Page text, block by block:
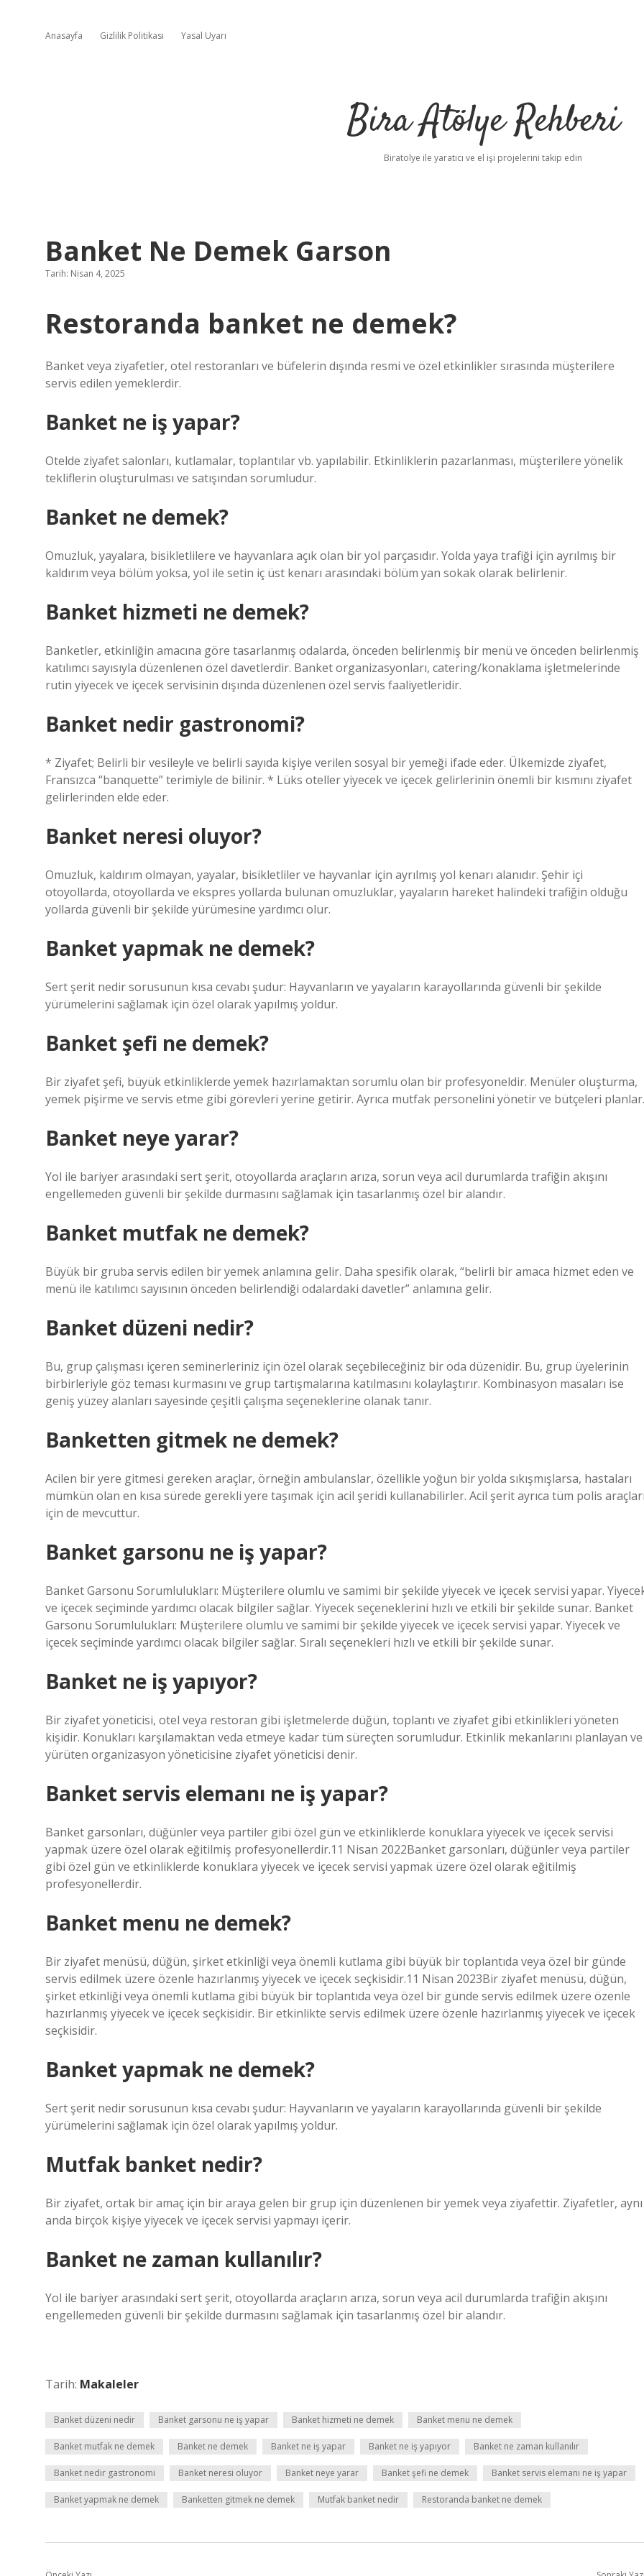
Anasayfa Gizlilik Politikası Yasal Uyarı
Bira Atölye Rehberi
Biratolye ile yaratıcı ve el işi projelerini takip edin
Banket Ne Demek Garson
Tarih: Nisan 4, 2025
Restoranda banket ne demek?
Banket veya ziyafetler, otel restoranları ve büfelerin dışında resmi ve özel etkinlikler sırasında müşterilere
servis edilen yemeklerdir.
Banket ne iş yapar?
Otelde ziyafet salonları, kutlamalar, toplantılar vb. yapılabilir. Etkinliklerin pazarlanması, müşterilere yönelik
tekliflerin oluşturulması ve satışından sorumludur.
Banket ne demek?
Omuzluk, yayalara, bisikletlilere ve hayvanlara açık olan bir yol parçasıdır. Yolda yaya trafiği için ayrılmış bir
kaldırım veya bölüm yoksa, yol ile setin iç üst kenarı arasındaki bölüm yan sokak olarak belirlenir.
Banket hizmeti ne demek?
Banketler, etkinliğin amacına göre tasarlanmış odalarda, önceden belirlenmiş bir menü ve önceden belirlenmiş
katılımcı sayısıyla düzenlenen özel davetlerdir. Banket organizasyonları, catering/konaklama işletmelerinde
rutin yiyecek ve içecek servisinin dışında düzenlenen özel servis faaliyetleridir.
Banket nedir gastronomi?
* Ziyafet; Belirli bir vesileyle ve belirli sayıda kişiye verilen sosyal bir yemeği ifade eder. Ülkemizde ziyafet,
Fransızca “banquette” terimiyle de bilinir. * Lüks oteller yiyecek ve içecek gelirlerinin önemli bir kısmını ziyafet
gelirlerinden elde eder.
Banket neresi oluyor?
Omuzluk, kaldırım olmayan, yayalar, bisikletliler ve hayvanlar için ayrılmış yol kenarı alanıdır. Şehir içi
otoyollarda, otoyollarda ve ekspres yollarda bulunan omuzluklar, yayaların hareket halindeki trafiğin olduğu
yollarda güvenli bir şekilde yürümesine yardımcı olur.
Banket yapmak ne demek?
Sert şerit nedir sorusunun kısa cevabı şudur: Hayvanların ve yayaların karayollarında güvenli bir şekilde
yürümelerini sağlamak için özel olarak yapılmış yoldur.
Banket şefi ne demek?
Bir ziyafet şefi, büyük etkinliklerde yemek hazırlamaktan sorumlu olan bir profesyoneldir. Menüler oluşturma,
yemek pişirme ve servis etme gibi görevleri yerine getirir. Ayrıca mutfak personelini yönetir ve bütçeleri planlar.
Banket neye yarar?
Yol ile bariyer arasındaki sert şerit, otoyollarda araçların arıza, sorun veya acil durumlarda trafiğin akışını
engellemeden güvenli bir şekilde durmasını sağlamak için tasarlanmış özel bir alandır.
Banket mutfak ne demek?
Büyük bir gruba servis edilen bir yemek anlamına gelir. Daha spesifik olarak, “belirli bir amaca hizmet eden ve
menü ile katılımcı sayısının önceden belirlendiği odalardaki davetler” anlamına gelir.
Banket düzeni nedir?
Bu, grup çalışması içeren seminerleriniz için özel olarak seçebileceğiniz bir oda düzenidir. Bu, grup üyelerinin
birbirleriyle göz teması kurmasını ve grup tartışmalarına katılmasını kolaylaştırır. Kombinasyon masaları ise
geniş yüzey alanları sayesinde çeşitli çalışma seçeneklerine olanak tanır.
Banketten gitmek ne demek?
Acilen bir yere gitmesi gereken araçlar, örneğin ambulanslar, özellikle yoğun bir yolda sıkışmışlarsa, hastaları
mümkün olan en kısa sürede gerekli yere taşımak için acil şeridi kullanabilirler. Acil şerit ayrıca tüm polis
için de mevcuttur.
Banket garsonu ne iş yapar?
Banket Garsonu Sorumlulukları: Müşterilere olumlu ve samimi bir şekilde yiyecek ve içecek servisi yapar.
ve içecek seçiminde yardımcı olacak bilgiler sağlar. Yiyecek seçeneklerini hızlı ve etkili bir şekilde sunar. Banket
Garsonu Sorumlulukları: Müşterilere olumlu ve samimi bir şekilde yiyecek ve içecek servisi yapar. Yiyecek ve
içecek seçiminde yardımcı olacak bilgiler sağlar. Sıralı seçenekleri hızlı ve etkili bir şekilde sunar.
Banket ne iş yapıyor?
Bir ziyafet yöneticisi, otel veya restoran gibi işletmelerde düğün, toplantı ve ziyafet gibi etkinlikleri yöneten
kişidir. Konukları karşılamaktan veda etmeye kadar tüm süreçten sorumludur. Etkinlik mekanlarını planlayan ve
yürüten organizasyon yöneticisine ziyafet yöneticisi denir.
Banket servis elemanı ne iş yapar?
Banket garsonları, düğünler veya partiler gibi özel gün ve etkinliklerde konuklara yiyecek ve içecek servisi
yapmak üzere özel olarak eğitilmiş profesyonellerdir.11 Nisan 2022Banket garsonları, düğünler veya partiler
gibi özel gün ve etkinliklerde konuklara yiyecek ve içecek servisi yapmak üzere özel olarak eğitilmiş
profesyonellerdir.
Banket menu ne demek?
Bir ziyafet menüsü, düğün, şirket etkinliği veya önemli kutlama gibi büyük bir toplantıda veya özel bir günde
servis edilmek üzere özenle hazırlanmış yiyecek ve içecek seçkisidir.11 Nisan 2023Bir ziyafet menüsü, düğün,
şirket etkinliği veya önemli kutlama gibi büyük bir toplantıda veya özel bir günde servis edilmek üzere özenle
hazırlanmış yiyecek ve içecek seçkisidir. Bir etkinlikte servis edilmek üzere özenle hazırlanmış yiyecek ve içecek
seçkisidir.
Banket yapmak ne demek?
Sert şerit nedir sorusunun kısa cevabı şudur: Hayvanların ve yayaların karayollarında güvenli bir şekilde
yürümelerini sağlamak için özel olarak yapılmış yoldur.
Mutfak banket nedir?
Bir ziyafet, ortak bir amaç için bir araya gelen bir grup için düzenlenen bir yemek veya ziyafettir. Ziyafetler, aynı
anda birçok kişiye yiyecek ve içecek servisi yapmayı içerir.
Banket ne zaman kullanılır?
Yol ile bariyer arasındaki sert şerit, otoyollarda araçların arıza, sorun veya acil durumlarda trafiğin akışını
engellemeden güvenli bir şekilde durmasını sağlamak için tasarlanmış özel bir alandır.
Tarih: Makaleler
Banket düzeni nedir Banket garsonu ne iş yapar Banket hizmeti ne demek Banket menu ne demek
Banket mutfak ne demek Banket ne demek Banket ne iş yapar Banket ne iş yapıyor Banket ne zaman kullanılır
Banket nedir gastronomi Banket neresi oluyor Banket neye yarar Banket şefi ne demek Banket servis elemanı ne iş yapar
Banket yapmak ne demek Banketten gitmek ne demek Mutfak banket nedir Restoranda banket ne demek